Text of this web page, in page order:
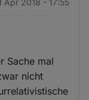
Apr 2018 - 17:55
Sache mal
nicht